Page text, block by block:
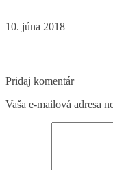
10. júna 2018
Pridaj komentár
Vaša e-mailová adresa